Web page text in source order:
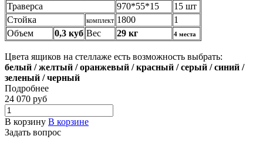
Траверса
970*55*15
15 шт
Стойка
комплект 1800
1
Объем
0,3 куб Вес 29 кг 4 места
Цвета ящиков на стеллаже есть возможность выбрать:
белый / желтый / оранжевый / красный / серый / синий /
зеленый / черный
Подробнее
24 070 руб
В корзину В корзине
Задать вопрос